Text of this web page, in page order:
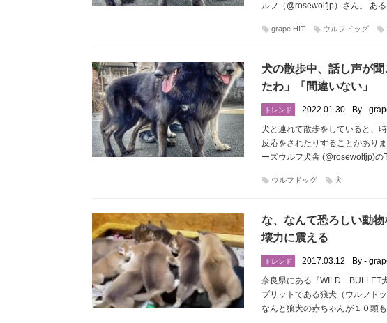
ルフ（@rosewolfjp）さん。 あ
grape HIT ウルフドッグ
犬の散歩中、話し声が
たわ」「間違いない」
トレンド 2022.01.30
By -
犬と連れて散歩をしていると、
反応をされたりすることがあり
ーズウルフ犬舎 (@rosewolfjp)
ウルフドッグ 犬
な、なんて恐ろしい動
壊力に震える
トレンド 2017.03.12
By -
奈良県にある『WILD BULLET
ブリットである狼犬（ウルフド
なんと狼犬の赤ちゃんが１０頭